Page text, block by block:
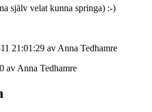
själv velat kunna springa) :-)
21:01:29 av Anna Tedhamre
av Anna Tedhamre